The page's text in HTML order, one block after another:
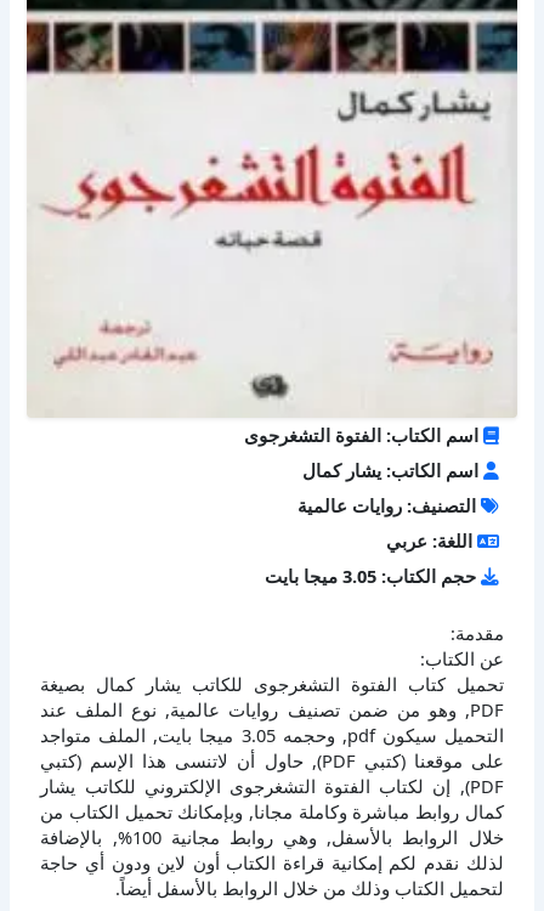
اسم الكتاب: الفتوة التشغرجوى
اسم الكاتب: يشار كمال
التصنيف: روايات عالمية
اللغة: عربي
حجم الكتاب: 3.05 ميجا بايت
مقدمة:
عن الكتاب:
تحميل كتاب الفتوة التشغرجوى للكاتب يشار كمال بصيغة
PDF, وهو من ضمن تصنيف روايات عالمية, نوع الملف عند
التحميل سيكون pdf, وحجمه 3.05 ميجا بايت, الملف متواجد
على موقعنا (كتبي PDF), حاول أن لاتنسى هذا الإسم (كتبي
PDF), إن لكتاب الفتوة التشغرجوى الإلكتروني للكاتب يشار
كمال روابط مباشرة وكاملة مجانا, وبإمكانك تحميل الكتاب من
خلال الروابط بالأسفل, وهي روابط مجانية 100%, بالإضافة
لذلك نقدم لكم إمكانية قراءة الكتاب أون لاين ودون أي حاجة
لتحميل الكتاب وذلك من خلال الروابط بالأسفل أيضاً.